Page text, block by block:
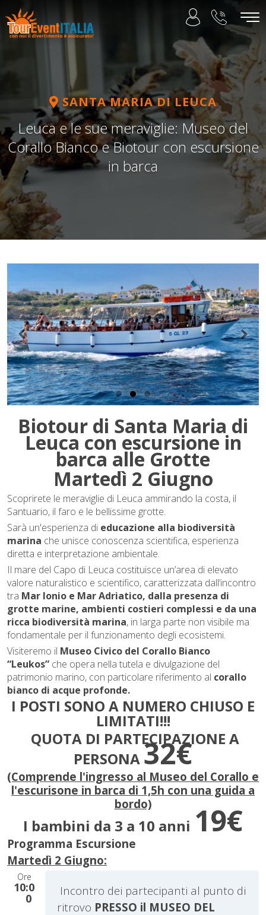
SANTA MARIA DI LEUCA
Leuca e le sue meraviglie: Museo del
Corallo Bianco e Biotour con escursione
in barca
Biotour di Santa Maria di
Leuca con escursione in
barca alle Grotte
Martedì 2 Giugno
Scoprirete le meraviglie di Leuca ammirando la costa, il
Santuario, il faro e le bellissime grotte.
Sarà un'esperienza di educazione alla biodiversità
marina che unisce conoscenza scientifica, esperienza
diretta e interpretazione ambientale.
Il mare del Capo di Leuca costituisce un’area di elevato
valore naturalistico e scientifico, caratterizzata dall’incontro
tra Mar Ionio e Mar Adriatico, dalla presenza di
grotte marine, ambienti costieri complessi e da una
ricca biodiversità marina, in larga parte non visibile ma
fondamentale per il funzionamento degli ecosistemi.
Visiteremo il Museo Civico del Corallo Bianco
“Leukos” che opera nella tutela e divulgazione del
patrimonio marino, con particolare riferimento al corallo
bianco di acque profonde.
I POSTI SONO A NUMERO CHIUSO E
LIMITATI!!!
QUOTA DI PARTECIPAZIONE A
PERSONA 32€
(Comprende l'ingresso al Museo del Corallo e
l'escurisone in barca di 1,5h con una guida a
bordo)
I bambini da 3 a 10 anni 19€
Programma Escursione
Martedì 2 Giugno:
Ore
10:0
0
Incontro dei partecipanti al punto di
ritrovo PRESSO il MUSEO DEL